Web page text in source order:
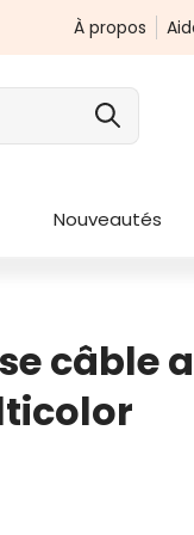
À propos
Nouveautés
câble